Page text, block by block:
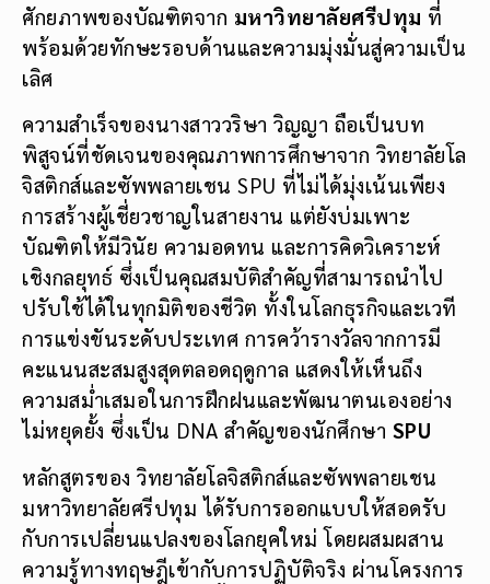
ศักยภาพของบัณฑิตจาก มหาวิทยาลัยศรีปทุม ที่
พร้อมด้วยทักษะรอบด้านและความมุ่งมั่นสู่ความเป็น
เลิศ
ความสำเร็จของนางสาววริษา วิญญา ถือเป็นบท
พิสูจน์ที่ชัดเจนของคุณภาพการศึกษาจาก วิทยาลัยโล
จิสติกส์และซัพพลายเชน SPU ที่ไม่ได้มุ่งเน้นเพียง
การสร้างผู้เชี่ยวชาญในสายงาน แต่ยังบ่มเพาะ
บัณฑิตให้มีวินัย ความอดทน และการคิดวิเคราะห์
เชิงกลยุทธ์ ซึ่งเป็นคุณสมบัติสำคัญที่สามารถนำไป
ปรับใช้ได้ในทุกมิติของชีวิต ทั้งในโลกธุรกิจและเวที
การแข่งขันระดับประเทศ การคว้ารางวัลจากการมี
คะแนนสะสมสูงสุดตลอดฤดูกาล แสดงให้เห็นถึง
ความสม่ำเสมอในการฝึกฝนและพัฒนาตนเองอย่าง
ไม่หยุดยั้ง ซึ่งเป็น DNA สำคัญของนักศึกษา SPU
หลักสูตรของ วิทยาลัยโลจิสติกส์และซัพพลายเชน
มหาวิทยาลัยศรีปทุม ได้รับการออกแบบให้สอดรับ
กับการเปลี่ยนแปลงของโลกยุคใหม่ โดยผสมผสาน
ความรู้ทางทฤษฎีเข้ากับการปฏิบัติจริง ผ่านโครงการ